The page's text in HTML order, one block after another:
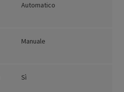
Automatico
Manuale
Sì